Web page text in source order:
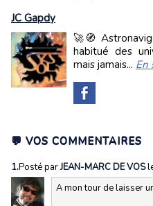
JC Gapdy
🚀🧭
habitué des
mais jamais... En
💬 VOS COMMENTAIRES
1.Posté parJEAN-MARC DE VOS
A mon tour de laisser